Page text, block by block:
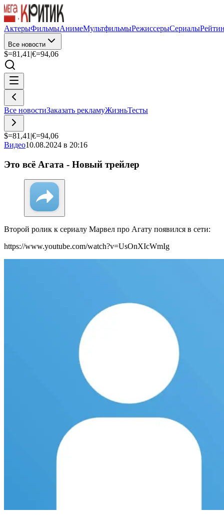
АктерыФильмыАнимеМультфильмыРежиссерыСериалы
Все новости
$=81,41 |€=94,06
Все новостиЗаказать рекламуЖизньТесты
$=81,41 |€=94,06
Видео10.08.2024 в 20:16
Это всё Агата - Новый трейлер
Второй ролик к сериалу Марвел про Агату появился в сети:
https://www.youtube.com/watch?v=UsOnXIcWmIg